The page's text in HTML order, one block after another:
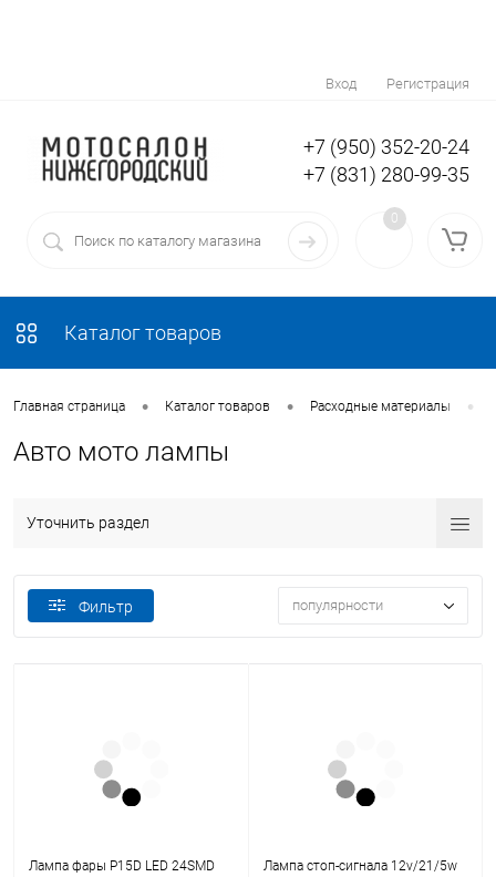
Вход Регистрация
+7 (950) 352-20-24
+7 (831) 280-99-35
0
Каталог товаров
Главная страница • Каталог товаров • Расходные материалы •
Авто мото лампы
Уточнить раздел
Фильтр популярности
Лампа фары P15D LED 24SMD
Лампа стоп-сигнала 12v/21/5w